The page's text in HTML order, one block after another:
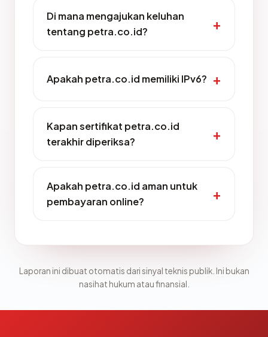
Di mana mengajukan keluhan
tentang petra.co.id?
Apakah petra.co.id memiliki IPv6?
Kapan sertifikat petra.co.id
terakhir diperiksa?
Apakah petra.co.id aman untuk
pembayaran online?
Laporan ini dibuat otomatis dari sinyal teknis publik. Ini bukan
nasihat hukum atau finansial.